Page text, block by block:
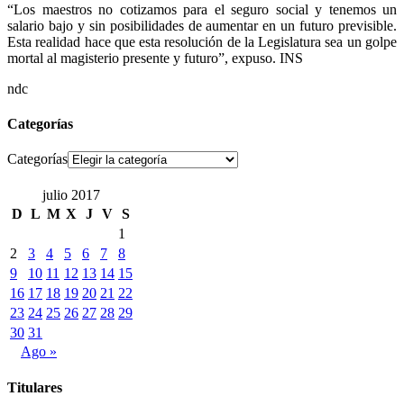
“Los maestros no cotizamos para el seguro social y tenemos un
salario bajo y sin posibilidades de aumentar en un futuro previsible.
Esta realidad hace que esta resolución de la Legislatura sea un golpe
mortal al magisterio presente y futuro”, expuso. INS
ndc
Categorías
Categorías
julio 2017
D L M X J V S
1
2
3 4 5 6 7
8
9
10 11 12 13 14 15
16 17 18 19 20 21 22
23 24 25 26 27 28 29
30 31
Ago »
Titulares